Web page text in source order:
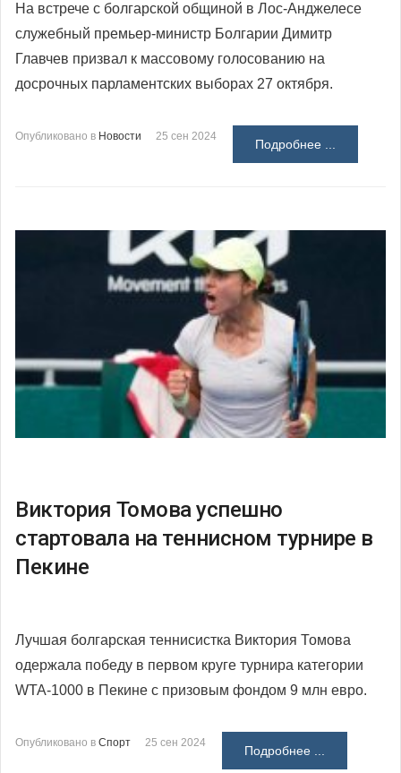
На встрече с болгарской общиной в Лос-Анджелесе
служебный премьер-министр Болгарии Димитр
Главчев призвал к массовому голосованию на
досрочных парламентских выборах 27 октября.
Опубликовано в Новости 25 сен 2024
Подробнее ...
Виктория Томова успешно
стартовала на теннисном турнире в
Пекине
Лучшая болгарская теннисистка Виктория Томова
одержала победу в первом круге турнира категории
WTA-1000 в Пекине с призовым фондом 9 млн евро.
Опубликовано в Спорт 25 сен 2024
Подробнее ...